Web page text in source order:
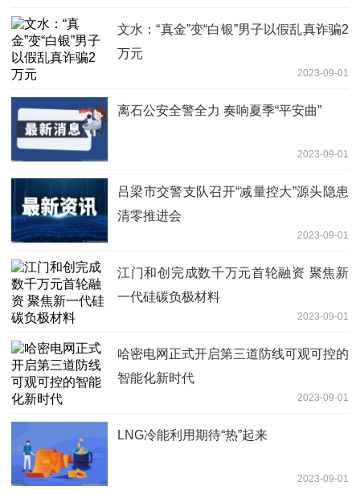
文水：“真金”变“白银”男子以假乱真诈骗2
万元
2023-09-01
离石公安全警全力 奏响夏季“平安曲”
2023-09-01
吕梁市交警支队召开“减量控大”源头隐患
清零推进会
2023-09-01
江门和创完成数千万元首轮融资 聚焦新
一代硅碳负极材料
2023-09-01
哈密电网正式开启第三道防线可观可控的
智能化新时代
2023-09-01
LNG冷能利用期待“热”起来
2023-09-01